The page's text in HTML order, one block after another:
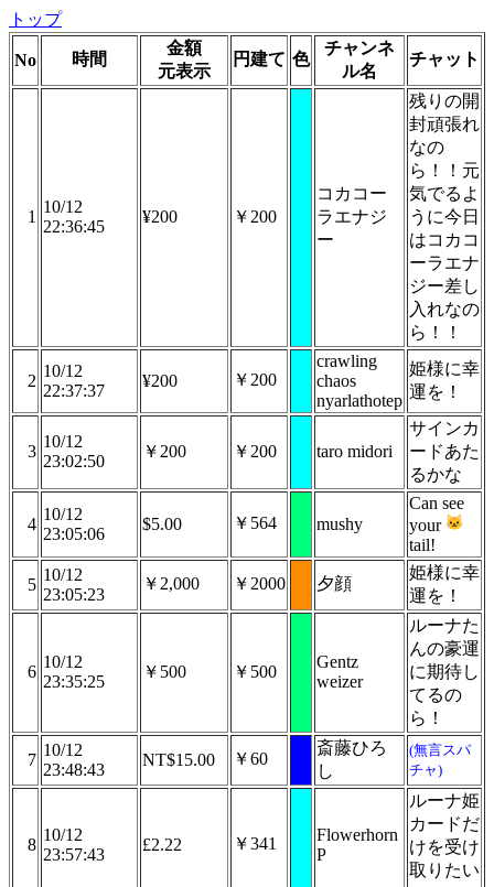
トップ
No 時間
金額
元表示
円建て 色
チャンネ
ル名
チャット
1
10/12
22:36:45
¥200 ￥200
コカコー
ラエナジ
ー
残りの開
封頑張れ
なの
ら！！元
気でるよ
うに今日
はコカコ
ーラエナ
ジー差し
入れなの
ら！！
2
10/12
22:37:37
¥200 ￥200
crawling
chaos
nyarlathotep
姫様に幸
運を！
3
10/12
23:02:50
￥200 ￥200 taro midori
サインカ
ードあた
るかな
4
10/12
23:05:06
$5.00 ￥564 mushy
Can see
your
tail!
5
10/12
23:05:23
￥2,000 ￥2000 夕顔
姫様に幸
運を！
6
10/12
23:35:25
￥500 ￥500
Gentz
weizer
ルーナた
んの豪運
に期待し
てるの
ら！
7
10/12
23:48:43
NT$15.00 ￥60
斎藤ひろ
し
(無言スパ
チャ)
8
10/12
23:57:43
£2.22 ￥341
Flowerhorn
P
ルーナ姫
カードだ
けを受け
取りたい